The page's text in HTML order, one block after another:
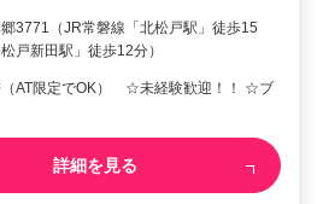
3771（JR常磐線「北松戸駅」徒歩15
戸新田駅」徒歩12分）
（AT限定でOK） ☆未経験歓迎！！ ☆ブ
詳細を見る